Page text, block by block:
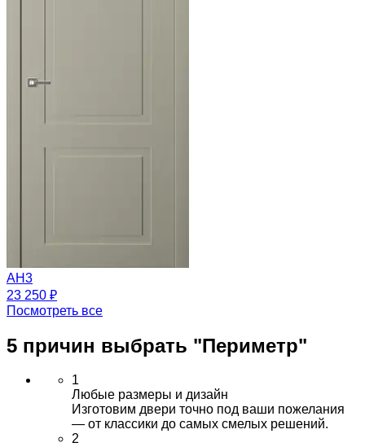
АН3
23 250 ₽
Посмотреть все
5 причин выбрать "Периметр"
1
Любые размеры и дизайн
Изготовим двери точно под ваши пожелания
— от классики до самых смелых решений.
2